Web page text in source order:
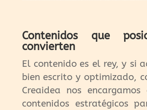
Contenidos que
convierten
El contenido es el rey, y si
bien escrito y optimizado,
Creaidea nos encargamos
contenidos estratégicos